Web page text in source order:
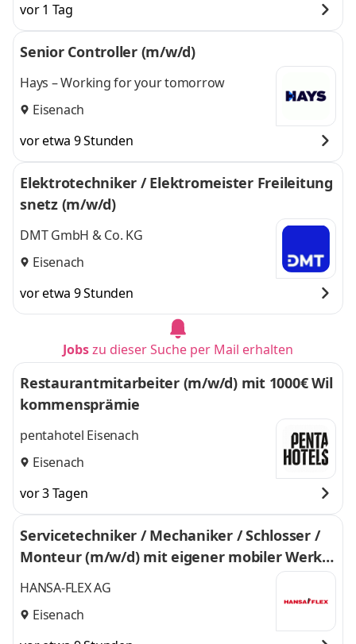
vor 1 Tag
Senior Controller (m/w/d)
Hays – Working for your tomorrow
Eisenach
vor etwa 9 Stunden
Elektrotechniker / Elektromeister Freileitung
snetz (m/w/d)
DMT GmbH & Co. KG
Eisenach
vor etwa 9 Stunden
Jobszu dieser Suche per Mail erhalten
Restaurantmitarbeiter (m/w/d) mit 1000€ Wil
kommensprämie
pentahotel Eisenach
Eisenach
vor 3 Tagen
Servicetechniker / Mechaniker / Schlosser /
Monteur (m/w/d) mit eigener mobiler Werkst
att
HANSA-FLEX AG
Eisenach